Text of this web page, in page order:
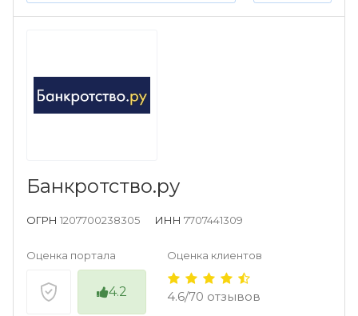
Банкротство.ру
ОГРН 1207700238305 ИНН 7707441309
Оценка портала
4.2
Оценка клиентов
4.6/70 отзывов